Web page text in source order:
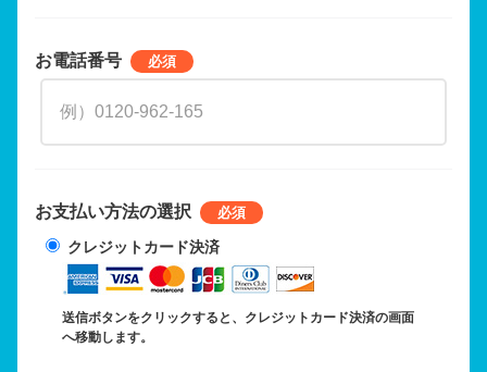
お電話番号
お支払い方法の選択
クレジットカード決済
送信ボタンをクリックすると、クレジットカード決済の画面
へ移動します。